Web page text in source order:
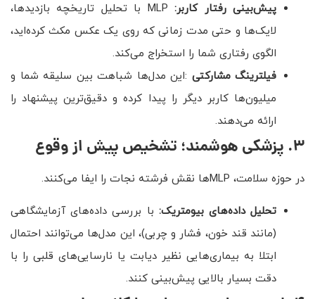
پیش‌بینی رفتار کاربر:
MLP با تحلیل تاریخچه بازدیدها،
لایک‌ها و حتی مدت زمانی که روی یک عکس مکث کرده‌اید،
الگوی رفتاری شما را استخراج می‌کند.
فیلترینگ مشارکتی :این مدل‌ها شباهت بین سلیقه شما و
میلیون‌ها کاربر دیگر را پیدا کرده و دقیق‌ترین پیشنهاد را
ارائه می‌دهند.
۳. پزشکی هوشمند؛ تشخیص پیش از وقوع
در حوزه سلامت، MLPها نقش فرشته نجات را ایفا می‌کنند.
تحلیل داده‌های بیومتریک: با بررسی داده‌های آزمایشگاهی
(مانند قند خون، فشار و چربی)، این مدل‌ها می‌توانند احتمال
ابتلا به بیماری‌هایی نظیر دیابت یا نارسایی‌های قلبی را با
دقت بسیار بالایی پیش‌بینی کنند.